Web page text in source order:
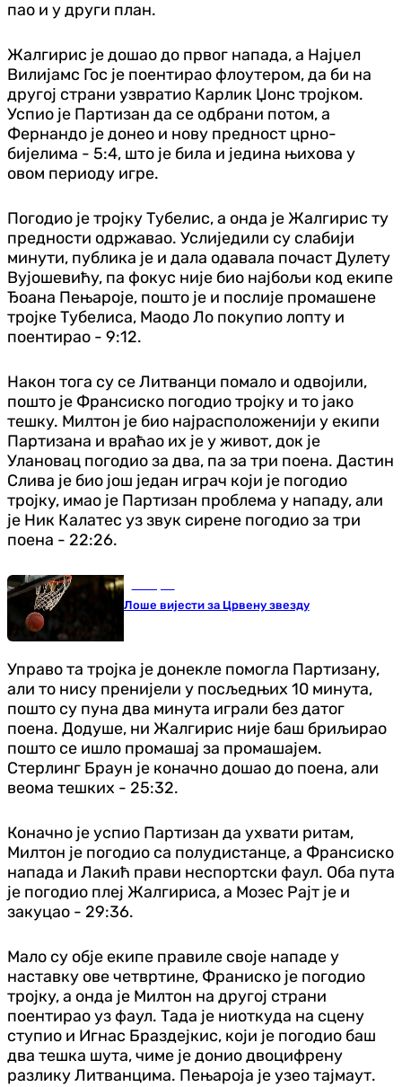
пао и у други план.
Жалгирис је дошао до првог напада, а Најџел
Вилијамс Гос је поентирао флоутером, да би на
другој страни узвратио Карлик Џонс тројком.
Успио је Партизан да се одбрани потом, а
Фернандо је донео и нову предност црно-
бијелима - 5:4, што је била и једина њихова у
овом периоду игре.
Погодио је тројку Тубелис, а онда је Жалгирис ту
предности одржавао. Услиједили су слабији
минути, публика је и дала одавала почаст Дулету
Вујошевићу, па фокус није био најбољи код екипе
Ђоана Пењароје, пошто је и послије промашене
тројке Тубелиса, Маодо Ло покупио лопту и
поентирао - 9:12.
Након тога су се Литванци помало и одвојили,
пошто је Франсиско погодио тројку и то јако
тешку. Милтон је био најрасположенији у екипи
Партизана и враћао их је у живот, док је
Улановац погодио за два, па за три поена. Дастин
Слива је био још један играч који је погодио
тројку, имао је Партизан проблема у нападу, али
је Ник Калатес уз звук сирене погодио за три
поена - 22:26.
Лоше вијести за Црвену звезду
Управо та тројка је донекле помогла Партизану,
али то нису пренијели у посљедњих 10 минута,
пошто су пуна два минута играли без датог
поена. Додуше, ни Жалгирис није баш бриљирао
пошто се ишло промашај за промашајем.
Стерлинг Браун је коначно дошао до поена, али
веома тешких - 25:32.
Коначно је успио Партизан да ухвати ритам,
Милтон је погодио са полудистанце, а Франсиско
напада и Лакић прави неспортски фаул. Оба пута
је погодио плеј Жалгириса, а Мозес Рајт је и
закуцао - 29:36.
Мало су обје екипе правиле своје нападе у
наставку ове четвртине, Франиско је погодио
тројку, а онда је Милтон на другој страни
поентирао уз фаул. Тада је ниоткуда на сцену
ступио и Игнас Браздејкис, који је погодио баш
два тешка шута, чиме је донио двоцифрену
разлику Литванцима. Пењароја је узео тајмаут.